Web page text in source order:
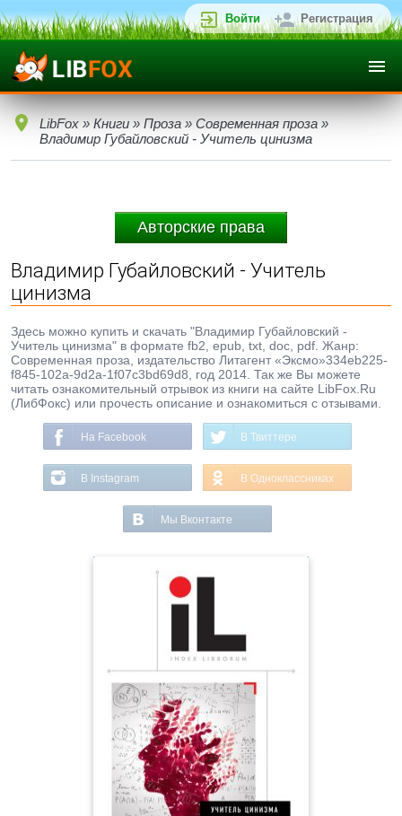
Войти Регистрация
LibFox » Книги » Проза » Современная проза »
Владимир Губайловский - Учитель цинизма
Авторские права
Владимир Губайловский - Учитель
цинизма
Здесь можно купить и скачать "Владимир Губайловский -
Учитель цинизма" в формате fb2, epub, txt, doc, pdf. Жанр:
Современная проза, издательство Литагент «Эксмо»334eb225-
f845-102a-9d2a-1f07c3bd69d8, год 2014. Так же Вы можете
читать ознакомительный отрывок из книги на сайте LibFox.Ru
(ЛибФокс) или прочесть описание и ознакомиться с отзывами.
На Facebook В Твиттере
В Instagram В Одноклассниках
Мы Вконтакте